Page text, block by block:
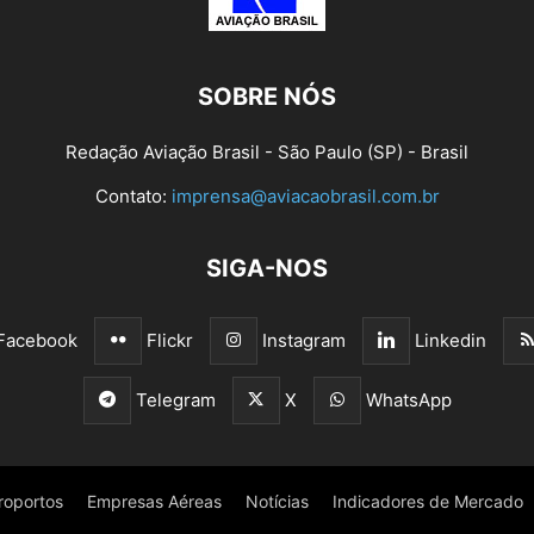
SOBRE NÓS
Redação Aviação Brasil - São Paulo (SP) - Brasil
Contato: imprensa@aviacaobrasil.com.br
SIGA-NOS
Flickr Instagram Linkedin
Telegram X WhatsApp
Empresas Aéreas Notícias Indicadores de Mercado